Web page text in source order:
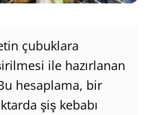
çubuklara
ile hazırlanan
hesaplama, bir
şiş kebabı